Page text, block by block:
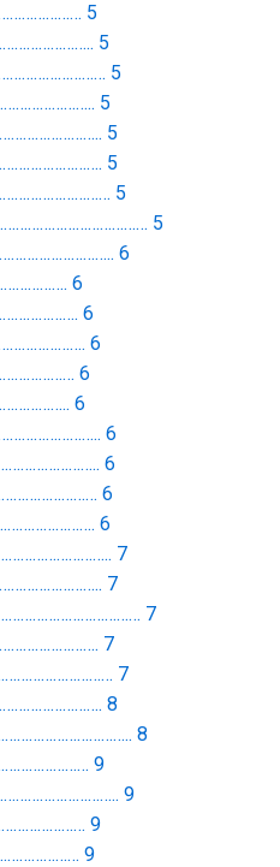
5
5
5
5
5
5
5
5
6
6
6
6
6
6
6
6
6
6
7
7
7
7
7
8
8
9
9
9
9